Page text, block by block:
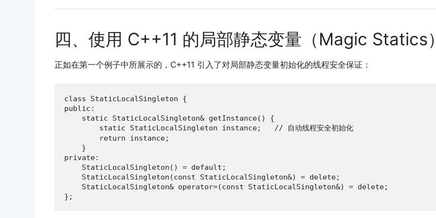
四、使用 C++11 的局部静态变量（Magic Statics
正如在第一个例子中所展示的，C++11 引入了对局部静态变量初始化的线程安全保证：
class StaticLocalSingleton {
public:
    static StaticLocalSingleton& getInstance() {
        static StaticLocalSingleton instance;   // 自动线程安全初始化
        return instance;
    }
private:
    StaticLocalSingleton() = default;
    StaticLocalSingleton(const StaticLocalSingleton&) = delete;
    StaticLocalSingleton& operator=(const StaticLocalSingleton&) = delete;
};